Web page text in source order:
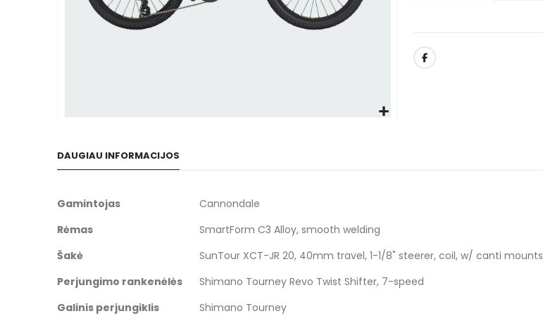
the
of
images
gallery
DAUGIAU INFORMACIJOS
Daugiau
Gamintojas
Cannondale
Rėmas
SmartForm C3 Alloy, smooth welding
Šakė
SunTour XCT-JR 20, 40mm travel, 1-1/8" steerer, coil, w/ canti mounts
Perjungimo rankenėlės
Shimano Tourney Revo Twist Shifter, 7-speed
Galinis perjungiklis
Shimano Tourney